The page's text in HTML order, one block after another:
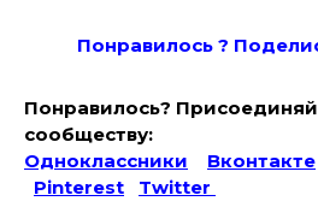
Понравилось ? Поде
Понравилось?
сообществу:
Одноклассники
Вконтакте
Pinterest
Twitter